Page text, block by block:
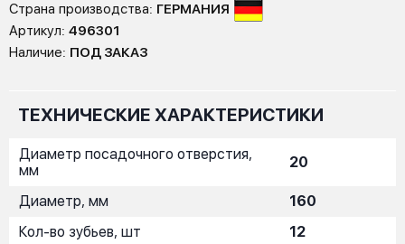
Страна производства: ГЕРМАНИЯ
Артикул: 496301
Наличие: ПОД ЗАКАЗ
ТЕХНИЧЕСКИЕ ХАРАКТЕРИСТИКИ
Диаметр посадочного отверстия,
мм
20
Диаметр, мм
160
Кол-во зубьев, шт
12